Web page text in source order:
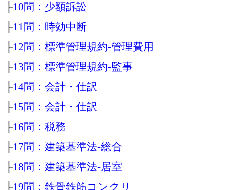
├10問：少額訴訟
├11問：時効中断
├12問：標準管理規約‐管理費用
├13問：標準管理規約‐監事
├14問：会計・仕訳
├15問：会計・仕訳
├16問：税務
├17問：建築基準法‐総合
├18問：建築基準法‐居室
├19問：鉄骨鉄筋コンクリ